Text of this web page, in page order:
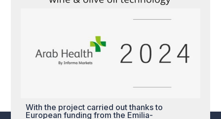
With the project carried out thanks to
European funding from the Emilia-